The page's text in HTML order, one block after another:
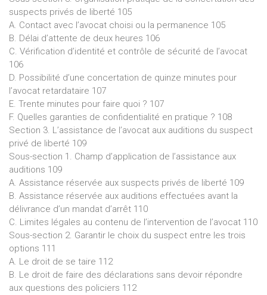
suspects privés de liberté 105
A. Contact avec l’avocat choisi ou la permanence 105
B. Délai d’attente de deux heures 106
C. Vérification d’identité et contrôle de sécurité de l’avocat
106
D. Possibilité d’une concertation de quinze minutes pour
l’avocat retardataire 107
E. Trente minutes pour faire quoi ? 107
F. Quelles garanties de confidentialité en pratique ? 108
Section 3. L’assistance de l’avocat aux auditions du suspect
privé de liberté 109
Sous-section 1. Champ d’application de l’assistance aux
auditions 109
A. Assistance réservée aux suspects privés de liberté 109
B. Assistance réservée aux auditions effectuées avant la
délivrance d’un mandat d’arrêt 110
C. Limites légales au contenu de l’intervention de l’avocat 110
Sous-section 2. Garantir le choix du suspect entre les trois
options 111
A. Le droit de se taire 112
B. Le droit de faire des déclarations sans devoir répondre
aux questions des policiers 112